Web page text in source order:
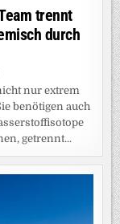
trennt
durch
nur extrem
benötigen auch
getrennt...